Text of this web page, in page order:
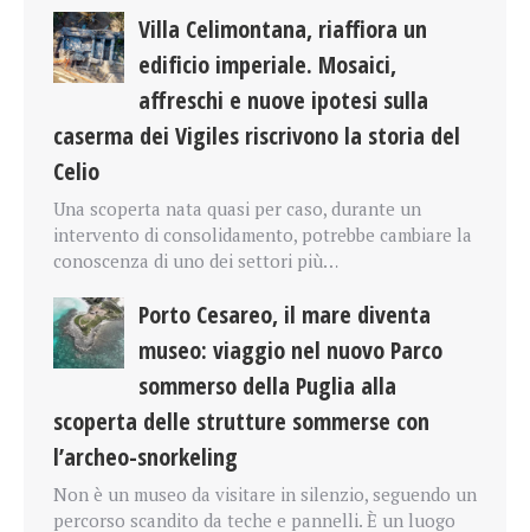
Villa Celimontana, riaffiora un
edificio imperiale. Mosaici,
affreschi e nuove ipotesi sulla
caserma dei Vigiles riscrivono la storia del
Celio
Una scoperta nata quasi per caso, durante un
intervento di consolidamento, potrebbe cambiare la
conoscenza di uno dei settori più…
Porto Cesareo, il mare diventa
museo: viaggio nel nuovo Parco
sommerso della Puglia alla
scoperta delle strutture sommerse con
l’archeo-snorkeling
Non è un museo da visitare in silenzio, seguendo un
percorso scandito da teche e pannelli. È un luogo